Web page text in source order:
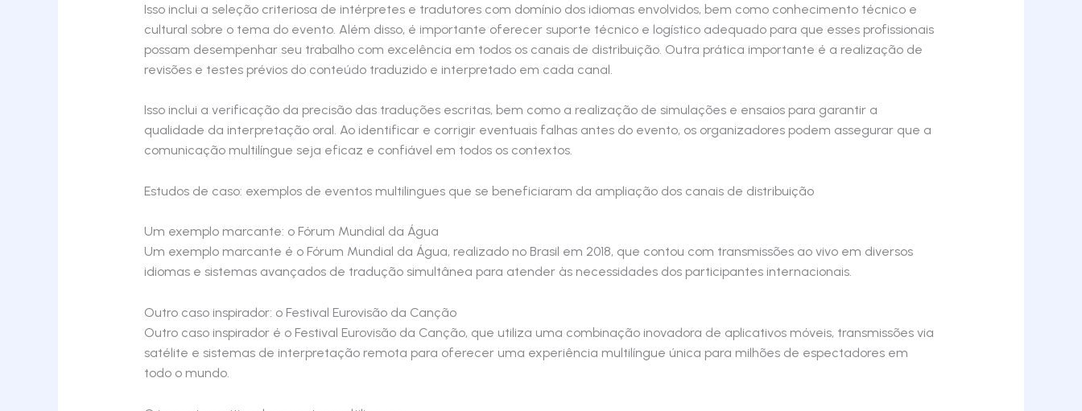
Isso inclui a seleção criteriosa de intérpretes e tradutores com domínio dos idiomas envolvidos, bem como conhecimento técnico e
cultural sobre o tema do evento. Além disso, é importante oferecer suporte técnico e logístico adequado para que esses profissionais
possam desempenhar seu trabalho com excelência em todos os canais de distribuição. Outra prática importante é a realização de
revisões e testes prévios do conteúdo traduzido e interpretado em cada canal.
Isso inclui a verificação da precisão das traduções escritas, bem como a realização de simulações e ensaios para garantir a
qualidade da interpretação oral. Ao identificar e corrigir eventuais falhas antes do evento, os organizadores podem assegurar que a
comunicação multilíngue seja eficaz e confiável em todos os contextos.
Estudos de caso: exemplos de eventos multilingues que se beneficiaram da ampliação dos canais de distribuição
Um exemplo marcante: o Fórum Mundial da Água
Um exemplo marcante é o Fórum Mundial da Água, realizado no Brasil em 2018, que contou com transmissões ao vivo em diversos
idiomas e sistemas avançados de tradução simultânea para atender às necessidades dos participantes internacionais.
Outro caso inspirador: o Festival Eurovisão da Canção
Outro caso inspirador é o Festival Eurovisão da Canção, que utiliza uma combinação inovadora de aplicativos móveis, transmissões via
satélite e sistemas de interpretação remota para oferecer uma experiência multilíngue única para milhões de espectadores em
todo o mundo.